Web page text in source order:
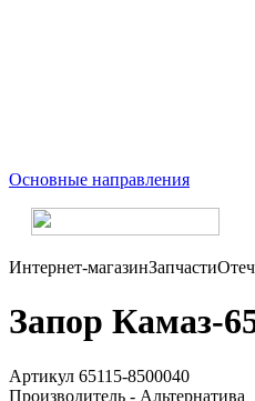
Основные направления
Интернет-магазинЗапчасти
Запор Камаз-
Артикул 65115-8500040
Производитель - Альтернатива